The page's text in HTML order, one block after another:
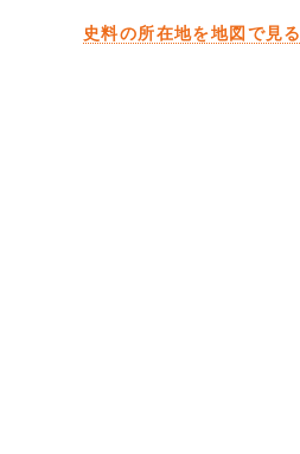
史料の所在地を地図で見る